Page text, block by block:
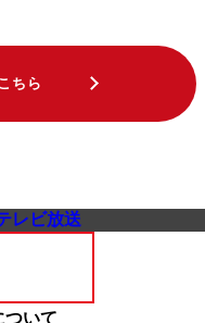
ちら
レビ放送
ついて